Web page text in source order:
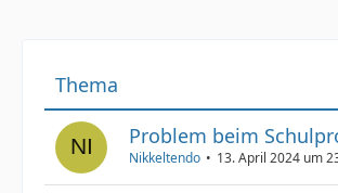
Thema
Problem beim
Nikkeltendo 13. April 2024 um